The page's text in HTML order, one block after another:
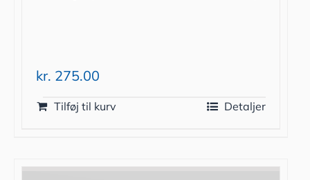
kr. 275.00
Tilføj til kurv Detaljer